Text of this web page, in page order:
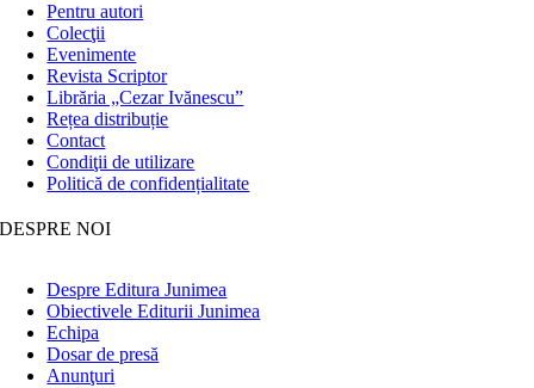
Pentru autori
Colecţii
Evenimente
Revista Scriptor
Librăria „Cezar Ivănescu”
Rețea distribuție
Contact
Condiţii de utilizare
Politică de confidențialitate
DESPRE NOI
Despre Editura Junimea
Obiectivele Editurii Junimea
Echipa
Dosar de presă
Anunţuri